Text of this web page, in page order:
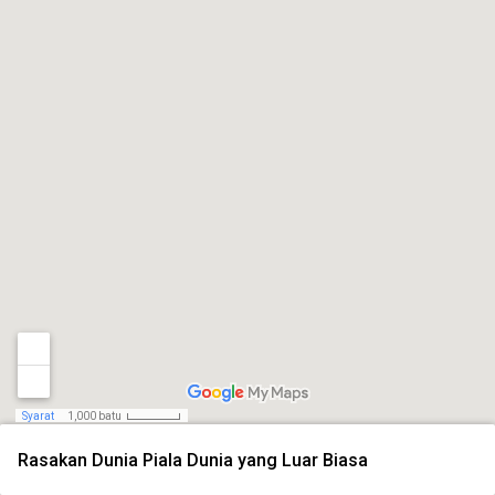
Rasakan Dunia Piala Dunia yang Luar Biasa
Syarat 1,000 batu